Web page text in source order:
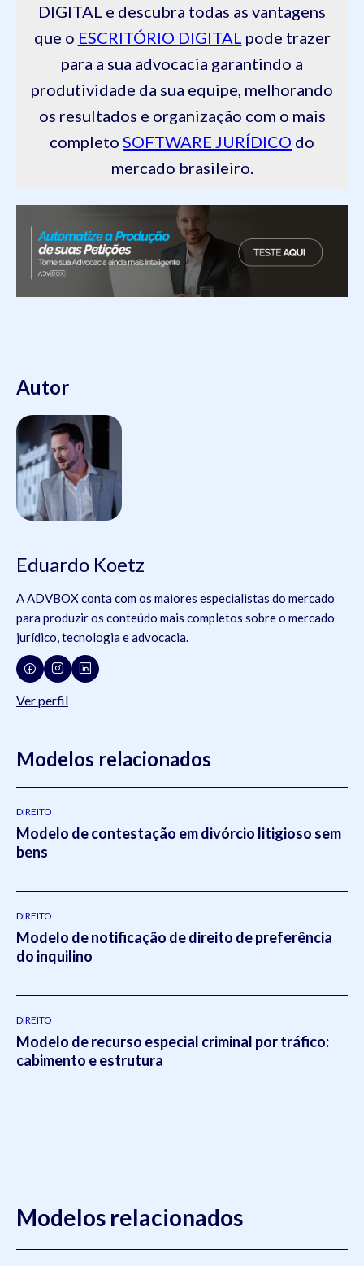
DIGITAL e descubra todas as vantagens
que o ESCRITÓRIO DIGITAL pode trazer
para a sua advocacia garantindo a
produtividade da sua equipe, melhorando
os resultados e organização com o mais
completo SOFTWARE JURÍDICO do
mercado brasileiro.
Autor
Eduardo Koetz
A ADVBOX conta com os maiores especialistas do mercado
para produzir os conteúdo mais completos sobre o mercado
jurídico, tecnologia e advocacia.
Ver perfil
Modelos relacionados
DIREITO
Modelo de contestação em divórcio litigioso sem
bens
DIREITO
Modelo de notificação de direito de preferência
do inquilino
DIREITO
Modelo de recurso especial criminal por tráfico:
cabimento e estrutura
Modelos relacionados